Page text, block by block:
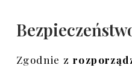
Zgodnie z